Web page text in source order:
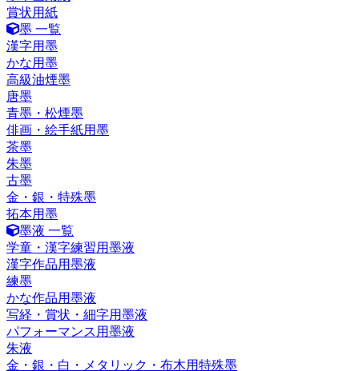
賞状用紙
墨 一覧
漢字用墨
かな用墨
高級油煙墨
唐墨
青墨・松煙墨
俳画・絵手紙用墨
茶墨
朱墨
古墨
金・銀・特殊墨
拓本用墨
墨液 一覧
学童・漢字練習用墨液
漢字作品用墨液
練墨
かな作品用墨液
写経・賞状・細字用墨液
パフォーマンス用墨液
朱液
金・銀・白・メタリック・布木用特殊墨